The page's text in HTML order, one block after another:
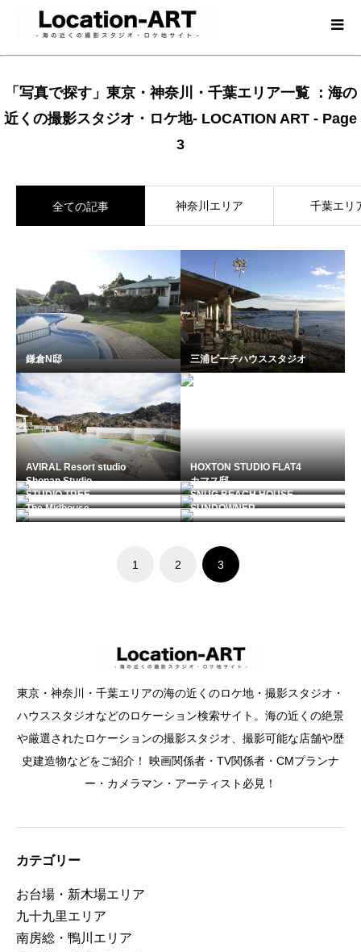
「写真で探す」東京・神奈川・千葉エリア一覧 ：海の
近くの撮影スタジオ・ロケ地- LOCATION ART - Page
3
全ての記事 神奈川エリア 千葉エリ
鎌倉N邸 三浦ビーチハウススタジオ
AVIRAL Resort studio
HOXTON STUDIO FLAT4
Shonan Studio
カマス邸
STUDIO TREE
SNUG BEACH HOUSE
The Midhouse
SUNDOWNER
1 2 3
東京・神奈川・千葉エリアの海の近くのロケ地・撮影スタジオ・
ハウススタジオなどのロケーション検索サイト。海の近くの絶景
や厳選されたロケーションの撮影スタジオ、撮影可能な店舗や歴
史建造物などをご紹介！ 映画関係者・TV関係者・CMプランナ
ー・カメラマン・アーティスト必見！
カテゴリー
お台場・新木場エリア
九十九里エリア
南房総・鴨川エリア